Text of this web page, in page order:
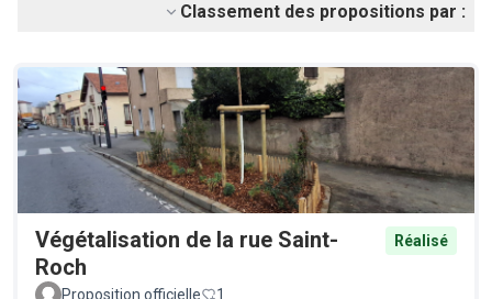
Classement des propositions par :
Végétalisation de la rue Saint-
Roch
Réalisé
Proposition officielle 1